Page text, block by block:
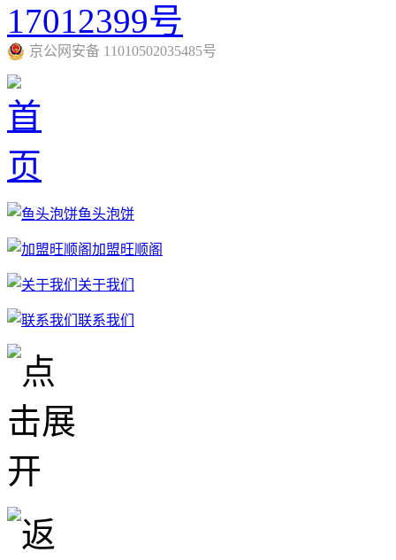
17012399号
京公网安备 11010502035485号
鱼头泡饼
加盟旺顺阁
关于我们
联系我们